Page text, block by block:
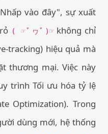
vào đây", sự xuất
( ☞ﾟヮﾟ)☞không chỉ
tracking) hiệu quả mà
thương mại. Việc này
trình Tối ưu hóa tỷ lệ
Optimization). Trong
dùng mới, hệ thống